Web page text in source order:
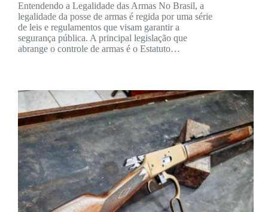
Entendendo a Legalidade das Armas No Brasil, a
legalidade da posse de armas é regida por uma série
de leis e regulamentos que visam garantir a
segurança pública. A principal legislação que
abrange o controle de armas é o Estatuto…